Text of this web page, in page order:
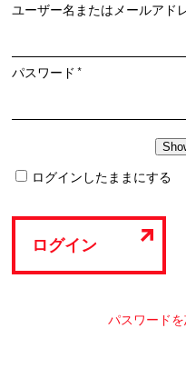
ユーザー名またはメールアド
パスワード*必
ログインしたままにする
ログイン
パスワード